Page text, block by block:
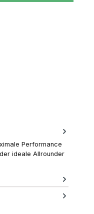
Performance
ideale Allrounder